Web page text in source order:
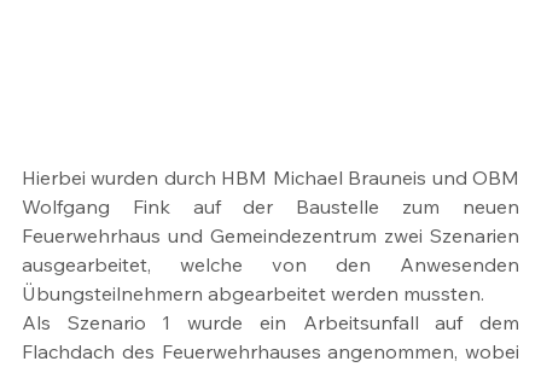
Hierbei wurden durch HBM Michael Brauneis und OBM
Wolfgang Fink auf der Baustelle zum neuen
Feuerwehrhaus und Gemeindezentrum zwei Szenarien
ausgearbeitet, welche von den Anwesenden
Übungsteilnehmern abgearbeitet werden mussten.
Als Szenario 1 wurde ein Arbeitsunfall auf dem
Flachdach des Feuerwehrhauses angenommen, wobei